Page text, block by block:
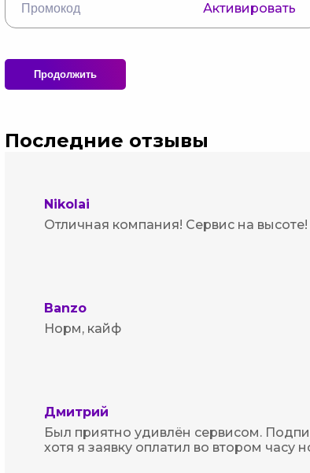
Активировать
Продолжить
Последние отзывы
Nikolai
Отличная компания! Сервис на высоте!
Banzo
Норм, кайф
Дмитрий
Был приятно удивлён сервисом.
хотя я заявку оплатил во втором часу